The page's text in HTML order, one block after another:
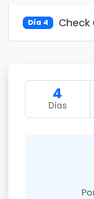
Día 4 Check
4
Días